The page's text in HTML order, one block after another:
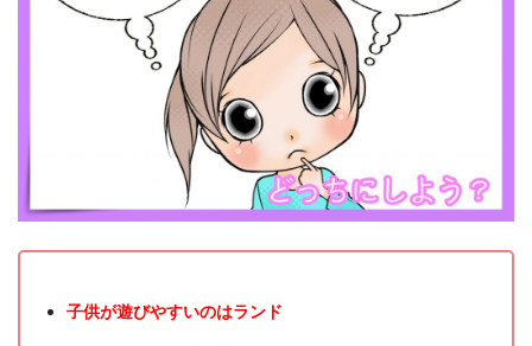
子供が遊びやすいのはランド